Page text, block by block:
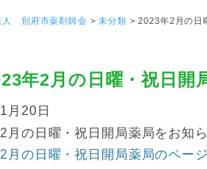
人 別府市薬剤師会 >未分類 >2023年2月の日
年2月の日曜・祝日開
月20日
月の日曜・祝日開局薬局をお知ら
月の日曜・祝日開局薬局のペー